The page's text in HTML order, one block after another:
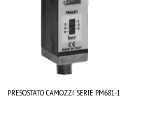
PRESOSTATO CAMOZZI SERIE PM681-1